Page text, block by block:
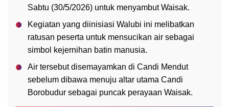
Sabtu (30/5/2026) untuk menyambut Waisak.
Kegiatan yang diinisiasi Walubi ini melibatkan
ratusan peserta untuk mensucikan air sebagai
simbol kejernihan batin manusia.
Air tersebut disemayamkan di Candi Mendut
sebelum dibawa menuju altar utama Candi
Borobudur sebagai puncak perayaan Waisak.